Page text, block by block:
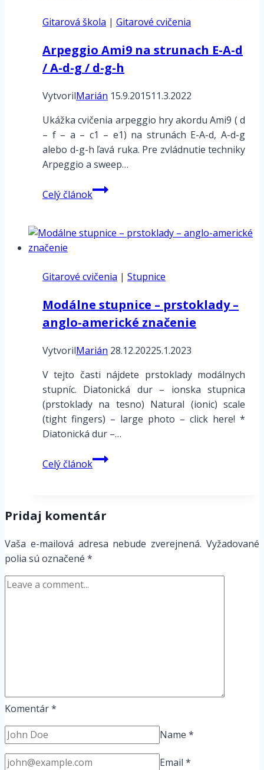
Základné
Gitarová škola | Gitarové cvičenia
Arpeggio Ami9 na strunach E-A-d
/ A-d-g / d-g-h
VytvorilMarián 15.9.201511.3.2022
Ukážka cvičenia arpeggio hry akordu Ami9 ( d
– f – a – c1 – e1) na strunách E-A-d, A-d-g
alebo d-g-h ľavá ruka. Pre zvládnutie techniky
Arpeggio a sweep…
Celý článokArpeggio
Ami9
strunach
d
A-
d-
/
g-
h
Gitarové cvičenia | Stupnice
Modálne stupnice – prstoklady –
anglo-americké značenie
VytvorilMarián 28.12.20225.1.2023
V tejto časti nájdete prstoklady modálnych
stupníc. Diatonická dur – ionska stupnica
(prstoklady na tesno) Natural (ionic) scale
(tight fingers) – large photo – click here! *
Diatonická dur –…
Celý článokModálne
stupnice
–
americké
Pridaj komentár
Vaša e-mailová adresa nebude zverejnená. Vyžadované
polia sú označené *
Komentár*
Name *
Email *